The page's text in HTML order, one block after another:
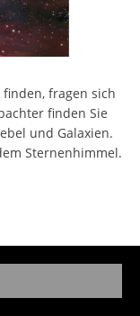
finden, fragen sich
finden Sie
und Galaxien.
Sternenhimmel.